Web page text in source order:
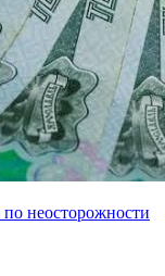
неосторожности